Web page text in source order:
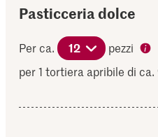
Pasticceria dolce
Per ca. 12
pezzi
per 1 tortiera apribile di